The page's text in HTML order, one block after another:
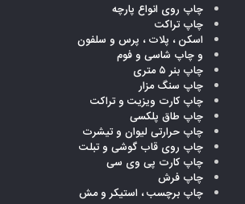
چاپ روی انواع پارچه
چاپ تراکت
اسکن ، پلات ، پرس و سلفون
و چاپ شاسی و فوم
چاپ بنر ۵ متری
چاپ سنگ مزار
چاپ کارت ویزیت و تراکت
چاپ طاق پلکسی
چاپ حرارتی لیوان و تیشرت
چاپ روی قاب گوشی و تبلت
چاپ کارت پی وی سی
چاپ فرش
چاپ برچسب ، استیکر و مش